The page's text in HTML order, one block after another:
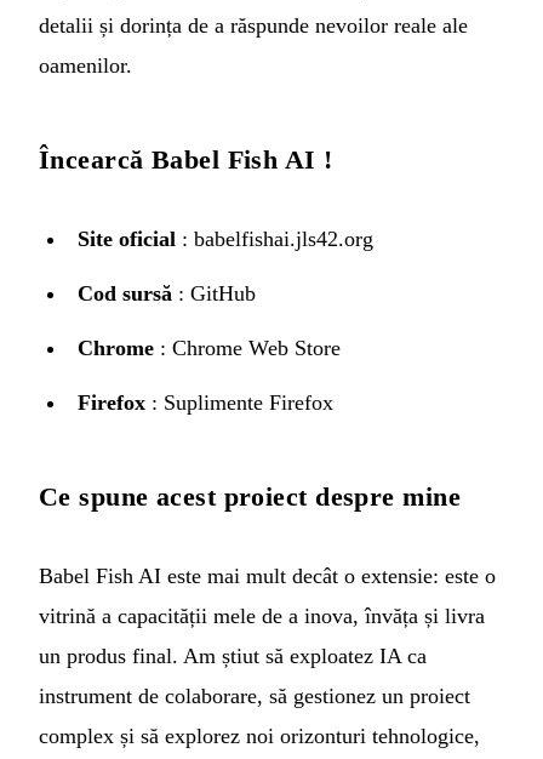
detalii și dorința de a răspunde nevoilor reale ale
oamenilor.
Încearcă Babel Fish AI !
Site oficial : babelfishai.jls42.org
Cod sursă : GitHub
Chrome : Chrome Web Store
Firefox : Suplimente Firefox
Ce spune acest proiect despre mine
Babel Fish AI este mai mult decât o extensie: este o
vitrină a capacității mele de a inova, învăța și livra
un produs final. Am știut să exploatez IA ca
instrument de colaborare, să gestionez un proiect
complex și să explorez noi orizonturi tehnologice,